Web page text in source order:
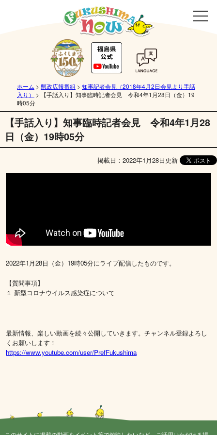
ホーム > 県政広報番組 > 知事記者会見（2018年4月2日会見より手話
入り）
>
【手話入り】知事臨時記者会見 令和4年1月28日（金）19
時05分
【手話入り】知事臨時記者会見 令和4年1月28
日（金）19時05分
掲載日：2022年1月28日更新
2022年1月28日（金）19時05分にライブ配信したものです。
【質問事項】
１ 新型コロナウイルス感染症について
最新情報、楽しい動画を続々公開していきます。チャンネル登録よろし
くお願いします！
https://www.youtube.com/user/PrefFukushima